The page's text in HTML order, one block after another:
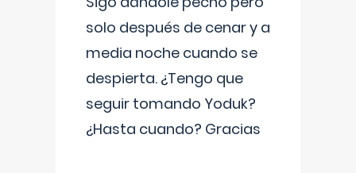
solo después de cenar y a
media noche cuando se
despierta. ¿Tengo que
seguir tomando Yoduk?
¿Hasta cuando? Gracias